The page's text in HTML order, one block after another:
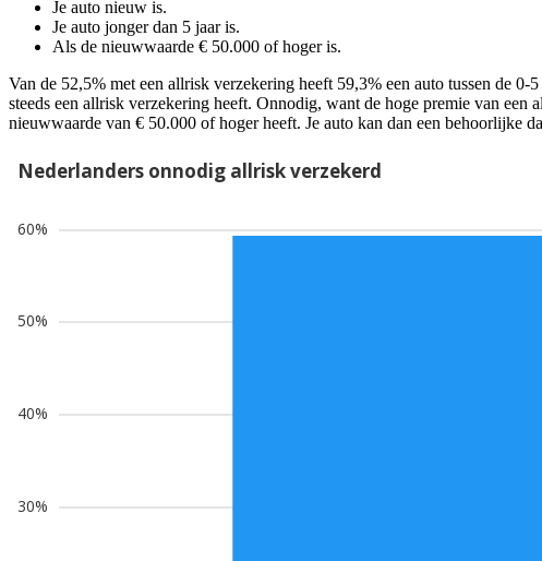
Je auto nieuw is.
Je auto jonger dan 5 jaar is.
Als de nieuwwaarde € 50.000 of hoger is.
Van de 52,5% met een allrisk verzekering heeft 59,3% een auto tussen de
steeds een allrisk verzekering heeft. Onnodig, want de hoge premie van
nieuwwaarde van € 50.000 of hoger heeft. Je auto kan dan een behoorlijke